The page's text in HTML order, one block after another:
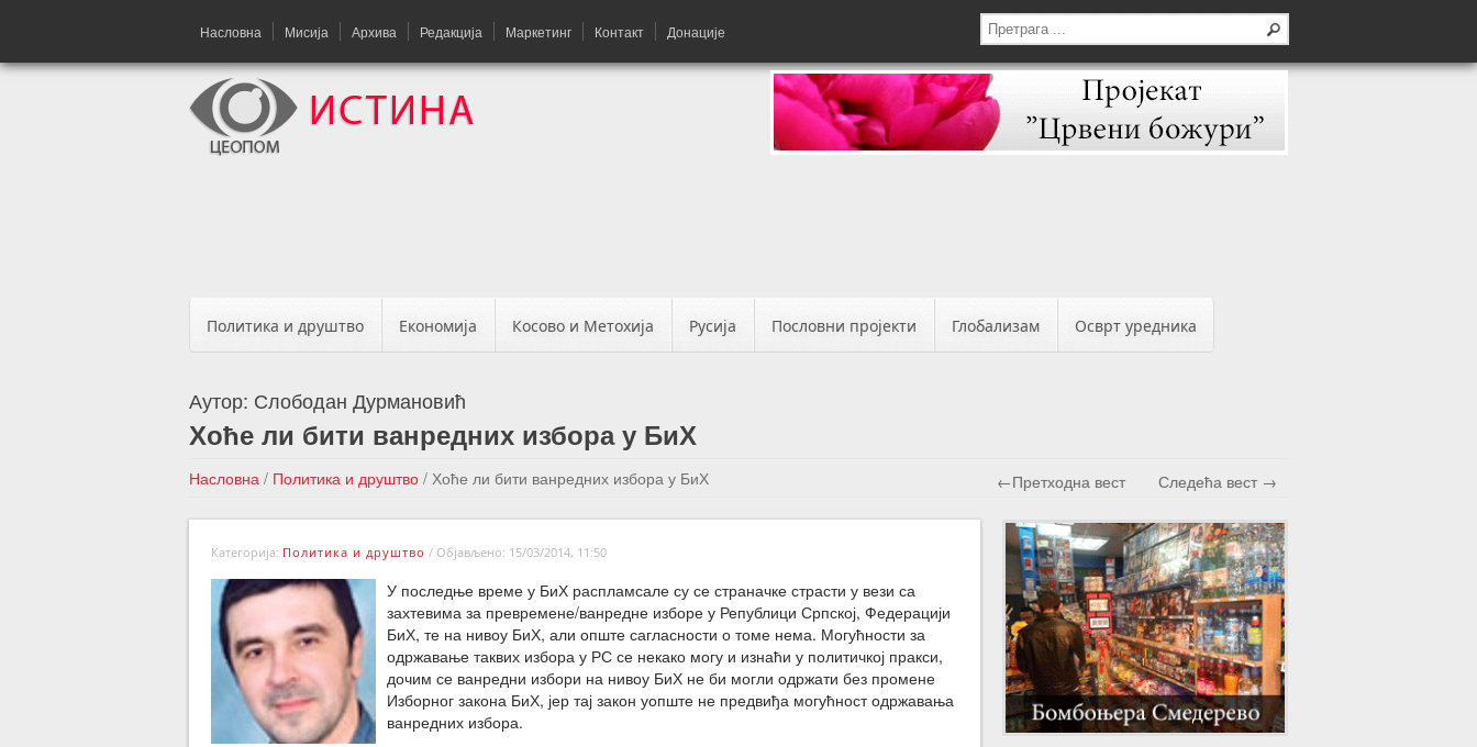
Насловна Мисија Архива Редакција Маркетинг Контакт Донације
Политика и друштво Економија Косово и Метохија Русија Пословни пројекти Глобализам Осврт уредника
Аутор: Слободан Дурмановић
Хоће ли бити ванредних избора у БиХ
Насловна / Политика и друштво / Хоће ли бити ванредних избора у БиХ ←Претходна вест Следећа вест →
Категорија: Политика и друштво / Објављено: 15/03/2014, 11:50
У последње време у БиХ распламсале су се страначке страсти у вези са
захтевима за превремене/ванредне изборе у Републици Српској, Федерацији
БиХ, те на нивоу БиХ, али опште сагласности о томе нема. Могућности за
одржавање таквих избора у РС се некако могу и изнаћи у политичкој пракси,
дочим се ванредни избори на нивоу БиХ не би могли одржати без промене
Изборног закона БиХ, јер тај закон уопште не предвиђа могућност одржавања
ванредних избора.